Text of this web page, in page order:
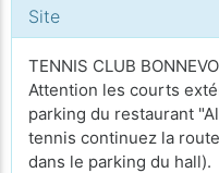
Site
TENNIS CLUB
Attention les courts
parking du restaurant
tennis continuez la
dans le parking du hall).